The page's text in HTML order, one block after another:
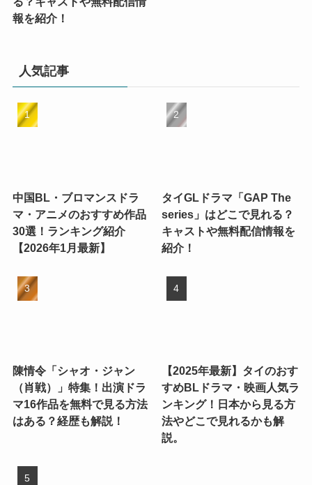
報を紹介！
人気記事
中国BL・ブロマンスドラ
マ・アニメのおすすめ作品
30選！ランキング紹介
【2026年1月最新】
タイGLドラマ「GAP The
series」はどこで見れる？
キャストや無料配信情報を
紹介！
陳情令「シャオ・ジャン
（肖戦）」特集！出演ドラ
マ16作品を無料で見る方法
はある？経歴も解説！
【2025年最新】タイのおす
すめBLドラマ・映画人気ラ
ンキング！日本から見る方
法やどこで見れるかも解
説。